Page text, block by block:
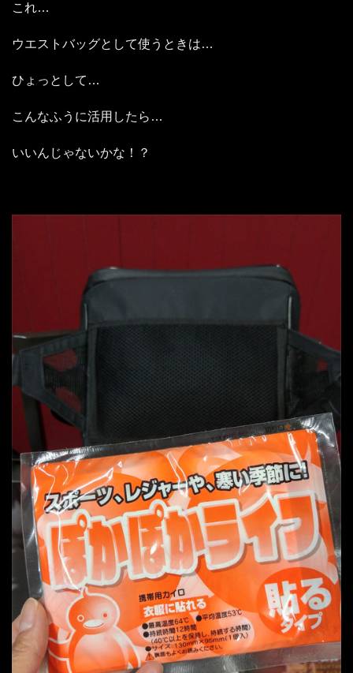
これ…
ウエストバッグとして使うときは…
ひょっとして…
こんなふうに活用したら…
いいんじゃないかな！？